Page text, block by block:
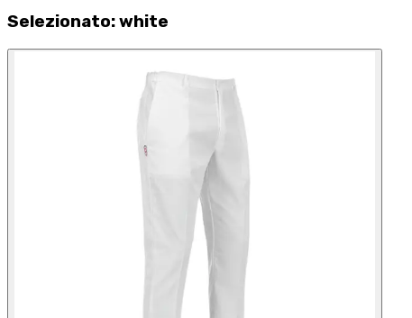
Selezionato:white